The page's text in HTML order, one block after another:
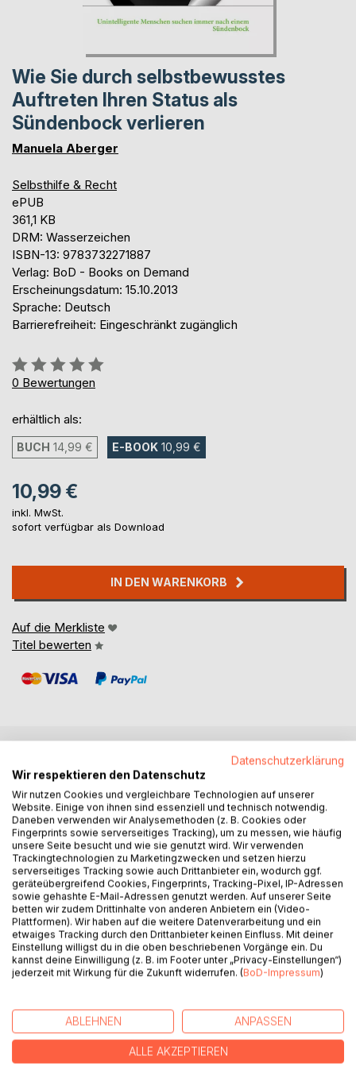
Wie Sie durch selbstbewusstes
Auftreten Ihren Status als
Sündenbock verlieren
Manuela Aberger
Selbsthilfe & Recht
ePUB
361,1 KB
DRM: Wasserzeichen
ISBN-13: 9783732271887
Verlag: BoD - Books on Demand
Erscheinungsdatum: 15.10.2013
Sprache: Deutsch
Barrierefreiheit: Eingeschränkt zugänglich
Bewertung::
0%
0 Bewertungen
erhältlich als:
BUCH 14,99 € E-BOOK 10,99 €
10,99 €
inkl. MwSt.
sofort verfügbar als Download
IN DEN WARENKORB
Auf die Merkliste
Titel bewerten
BESCHREIBUNG
Laufen Dinge nicht wie geplant, wird häufig ein
Verantwortlicher, ein Sündenbock gesucht. Das Fatale ist,
dass dieser Sündenbock häufig völlig unschuldig an der
Situation ist und von den wahren Verantwortlichen
vorgeführt wird. Nur allzu oft versuchen Menschen, die
Verantwortung für das Misslingen eines Plans auf ein
Gruppenmitglied zu projizieren. Dieses ungerechte
Verhalten tritt häufig auf und lässt sich im Arbeitsumfeld,
aber auch im Privaten betrachten. Nicht selten sind es
introvertierte Menschen mit einem geringen
Selbstbewusstsein, die von Anderen die Rolle des
hat oftmals keine Möglichkeit, sich aus eigener Kraft aus
seiner Rolle zu befreien. Haben auch Sie das Gefühl, dass
Kollegen, Familienmitglieder oder Freunde Ihnen die Rolle
des Sündenbocks zuweisen?
Datenschutzerklärung
Wir respektieren den Datenschutz
Wir nutzen Cookies und vergleichbare Technologien auf unserer
Website. Einige von ihnen sind essenziell und technisch notwendig.
Daneben verwenden wir Analysemethoden (z. B. Cookies oder
Fingerprints sowie serverseitiges Tracking), um zu messen, wie häufig
unsere Seite besucht und wie sie genutzt wird. Wir verwenden
Trackingtechnologien zu Marketingzwecken und setzen hierzu
serverseitiges Tracking sowie auch Drittanbieter ein, wodurch ggf.
geräteübergreifend Cookies, Fingerprints, Tracking-Pixel, IP-Adressen
sowie gehashte E-Mail-Adressen genutzt werden. Auf unserer Seite
betten wir zudem Drittinhalte von anderen Anbietern ein (Video-
Plattformen). Wir haben auf die weitere Datenverarbeitung und ein
etwaiges Tracking durch den Drittanbieter keinen Einfluss. Mit deiner
Einstellung willigst du in die oben beschriebenen Vorgänge ein. Du
kannst deine Einwilligung (z. B. im Footer unter „Privacy-Einstellungen“)
jederzeit mit Wirkung für die Zukunft widerrufen. (BoD-Impressum)
ABLEHNEN ANPASSEN
ALLE AKZEPTIEREN